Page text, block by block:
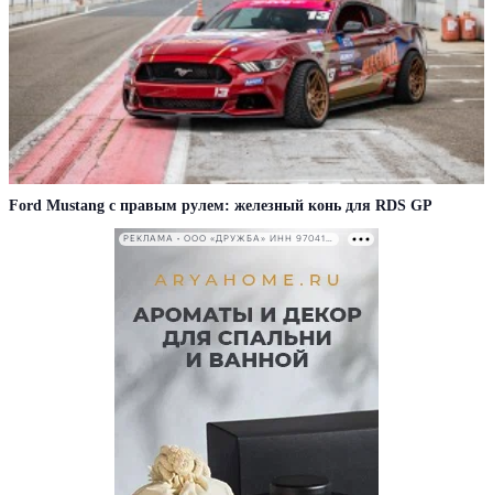
Ford Mustang с правым рулем: железный конь для RDS GP
РЕКЛАМА • ООО «ДРУЖБА» ИНН 9704146411